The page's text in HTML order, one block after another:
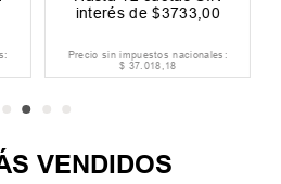
nacionales:
interés de
Precio sin impuestos
VENDIDOS